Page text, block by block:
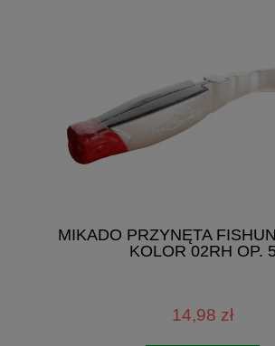
MIKADO PRZYNĘTA
KOLOR 02RH OP.
14,98 zł